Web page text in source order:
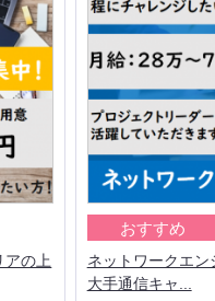
アの上
おすすめ
ネットワークエ
大手通信キャ...